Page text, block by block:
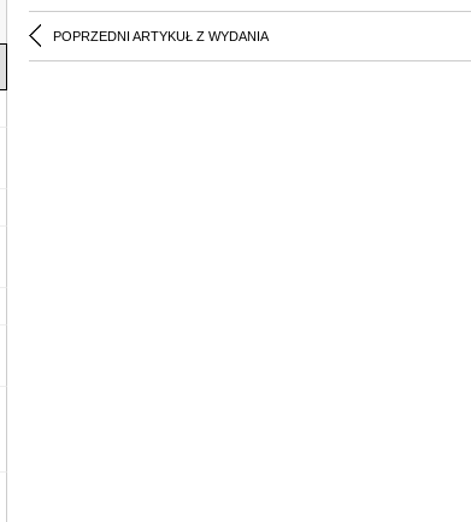
POPRZEDNI ARTYKUŁ Z WYDANIA